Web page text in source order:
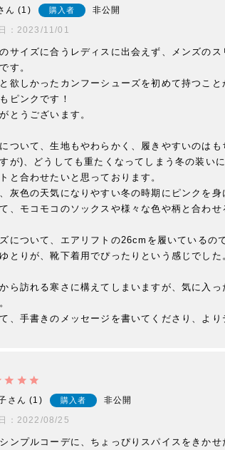
1 購入者
非公開
2023/11/01
サイズに合うレディスに出会えず、メンズの
す。
欲しかったカンフーシューズを初めて持つこと
ピンクです！
とうございます。
ついて、生地もやわらかく、履きやすいのは
が)、どうしても重たくなってしまう冬の装い
と合わせたいと思っております。
灰色の天気になりやすい冬の時期にピンクを
、モコモコのソックスや様々な色や柄と合わせ
について、エアリフトの26cmを履いているの
とりが、靴下着用でぴったりという感じでした
ら訪れる寒さに構えてしまいますが、気に入
、手書きのメッセージを書いてくださり、よ
1 購入者
非公開
2022/08/25
ンプルコーデに、ちょっぴりスパイスをきか